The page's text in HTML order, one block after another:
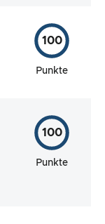
100
Punkte
100
Punkte